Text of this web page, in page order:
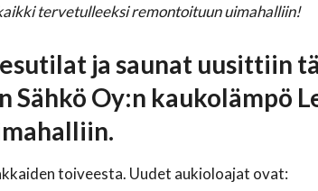
tervetulleeksi remontoituun uimahalliin!
ja saunat uusittiin
Sähkö Oy:n kaukolämpö
toiveesta. Uudet aukioloajat ovat: